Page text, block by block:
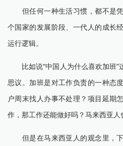
但任何一种生活习惯，都不是
个国家的发展阶段、一代人的成长
运行逻辑。
比如说“中国人为什么喜欢加班”
思议。加班是对工作负责的一种态
户周末找人办事不处理？项目延期
作，那工作还能做好吗？马来西亚人
但是在马来西亚人的观念里，下